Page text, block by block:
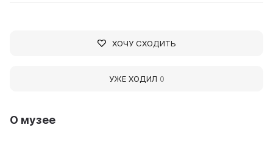
О музее
ХОЧУ СХОДИТЬ
УЖЕ ХОДИЛ 0